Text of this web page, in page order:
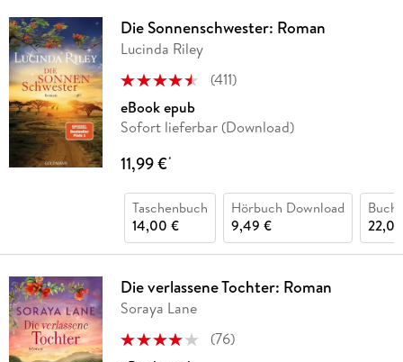
Die Sonnenschwester: Roman
Lucinda Riley
(411)
eBook epub
Sofort lieferbar (Download)
11,99 €*
Taschenbuch
14,00 €
Hörbuch Download
9,49 €
Buch
Die verlassene Tochter: Roman
Soraya Lane
(76)